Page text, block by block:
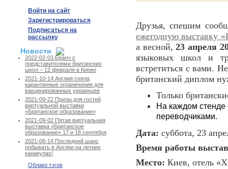
Войти на сайт
Зарегистрироваться
Подписаться на
рассылку
Новости
2022-02-03 Бранч с
представителями британских
школ – 12 февраля в Киеве
2021-10-14 Англия сняла
карантинные ограничения для
вакцинированных украинцев
2021-09-22 Призы для гостей
виртуальной выставки
«Британское образование»
2021-09-02 Пятая виртуальная
выставка «Британское
образование» 17 и 18 сентября
2021-06-14 Последний шанс
побывать в Англии на летних
каникулах!
Облако тэгов
Друзья, спешим
ежегодную выставку
а весной,23 апреля
языковых школ и
встретиться с вами.
британский диплом
Только
На каждом стенде
переводчиками.
Дата: суббота, 23
Время работы
Место: Киев, отель